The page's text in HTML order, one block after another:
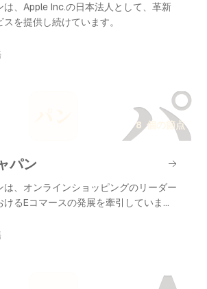
は、Apple Inc.の日本法人として、革新
を提供し続けています。
パ
8 個の節点
パン
は、オンラインショッピングのリーダー
けるEコマースの発展を牽引していま